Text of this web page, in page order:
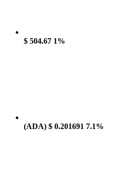
$ 504.67 1%
(ADA) $ 0.201691 7.1%